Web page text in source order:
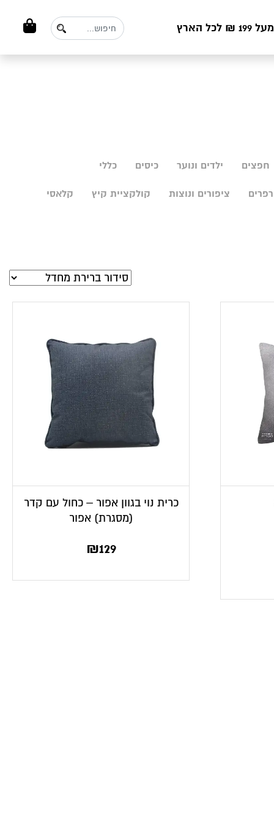
הארץ
חפצים ילדים ונוער כיסים כללי
ציפורים ונוצות קולקציית קיץ קלאסי
כרית נוי בגוון אפור – כחול עם קדר
(מסגרת) אפור
₪129